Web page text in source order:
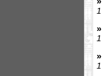
1
»
1
»
1